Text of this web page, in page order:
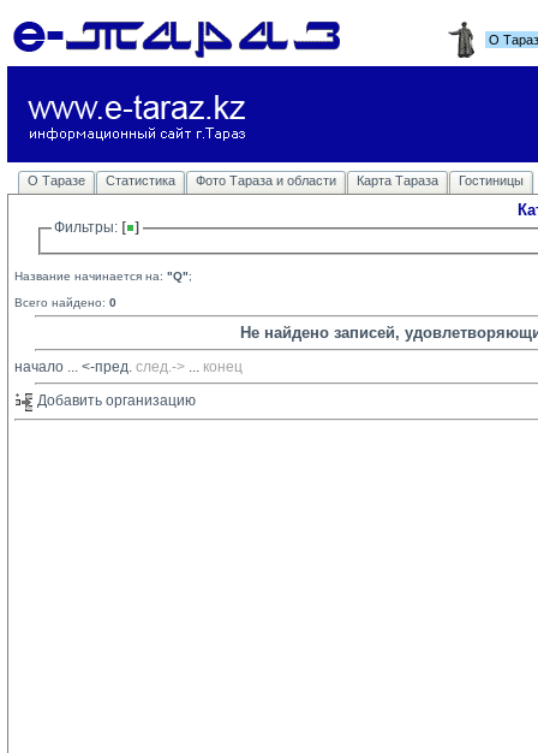
О
О Таразе Статистика Фото Тараза и области Карта Тараза Гостиницы
Фильтры:
Название начинается на: "Q";
Всего найдено: 0
Не найдено записей,
начало ... <-пред. след.-> ... конец
Добавить организацию